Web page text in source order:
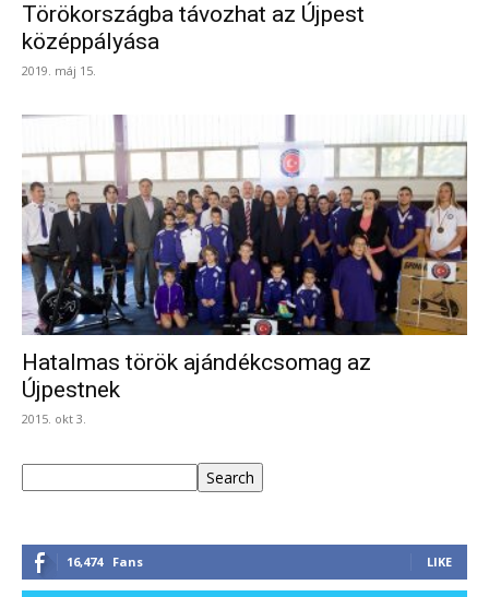
Törökországba távozhat az Újpest
középpályása
2019. máj 15.
Hatalmas török ajándékcsomag az
Újpestnek
2015. okt 3.
Search
16,474 Fans LIKE